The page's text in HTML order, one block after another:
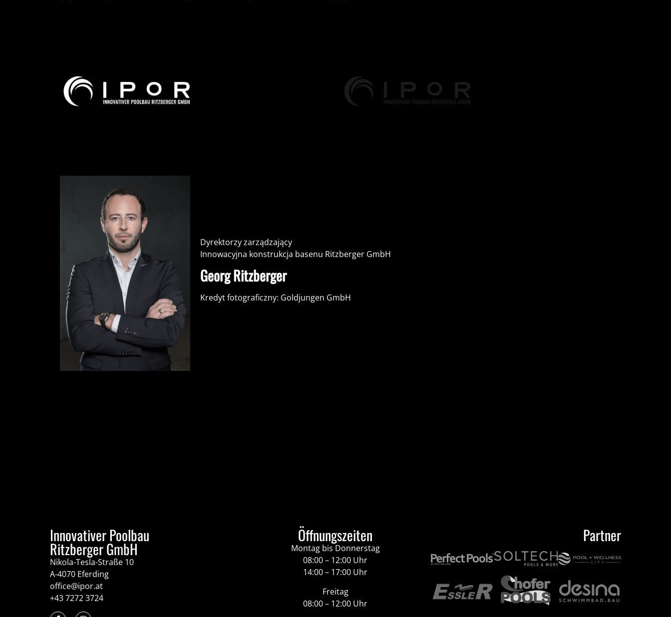
Dyrektorzy zarządzający
Innowacyjna konstrukcja basenu Ritzberger GmbH
Georg Ritzberger
Kredyt fotograficzny: Goldjungen GmbH
Innovativer Poolbau
Ritzberger GmbH
Nikola-Tesla-Straße 10
A-4070 Eferding
office@ipor.at
+43 7272 3724
Öffnungszeiten
Montag bis Donnerstag
08:00 – 12:00 Uhr
14:00 – 17:00 Uhr
Freitag
08:00 – 12:00 Uhr
Partner